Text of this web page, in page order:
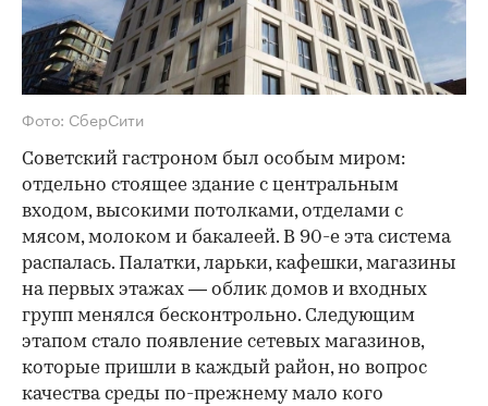
Фото: СберСити
Советский гастроном был особым миром:
отдельно стоящее здание с центральным
входом, высокими потолками, отделами с
мясом, молоком и бакалеей. В 90-е эта система
распалась. Палатки, ларьки, кафешки, магазины
на первых этажах — облик домов и входных
групп менялся бесконтрольно. Следующим
этапом стало появление сетевых магазинов,
которые пришли в каждый район, но вопрос
качества среды по-прежнему мало кого